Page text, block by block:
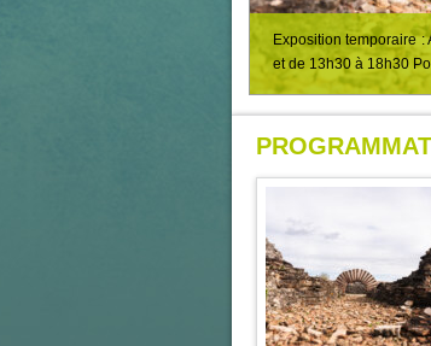
Exposition temporaire
et de 13h30 à 18h30